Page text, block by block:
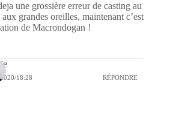
une grossière erreur de casting au
grandes oreilles, maintenant c’est
de Macrondogan !
18:28 RÉPONDRE